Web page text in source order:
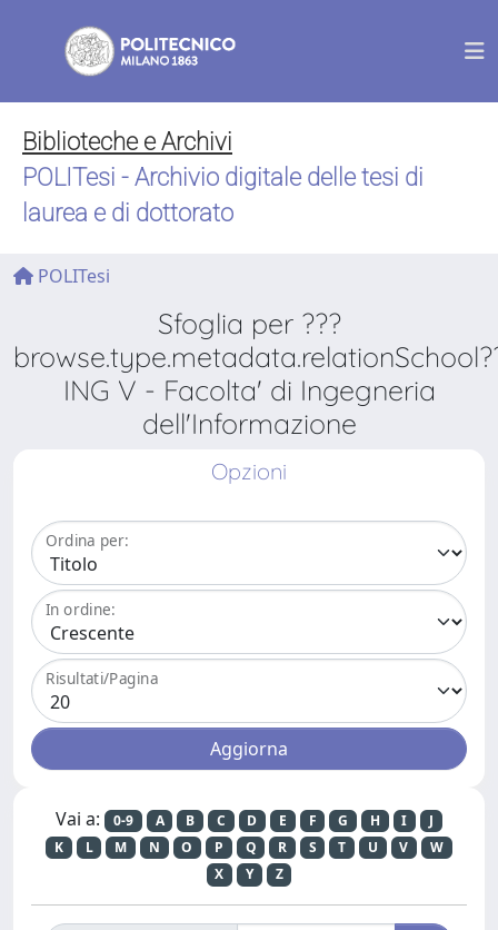
Biblioteche e Archivi
POLITesi - Archivio digitale delle tesi di
laurea e di dottorato
POLITesi
Sfoglia per ???
ING V - Facolta' di Ingegneria
dell'Informazione
Opzioni
Ordina per:
In ordine:
Risultati/Pagina
Vai a: 0-9 A B C D E F G H I
J
K
L M N O P Q R S T U V
W
X
Y Z